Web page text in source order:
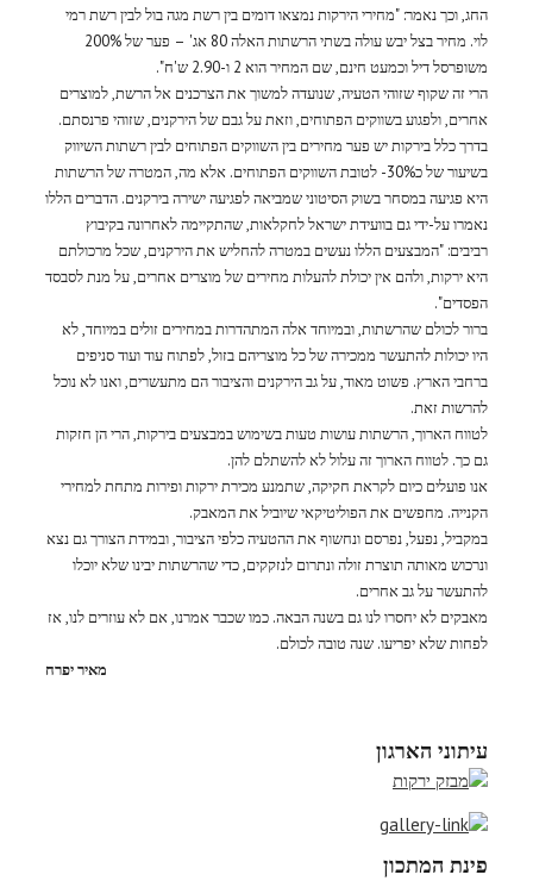
החג, וכך נאמר: "מחירי הירקות נמצאו דומים בין רשת מגה בול לבין רשת רמי
לוי. מחיר בצל יבש עולה בשתי הרשתות האלה 80 אג' – פער של 200%
משופרסל דיל וכמעט חינם, שם המחיר הוא 2 ו-2.90 ש'ח".
הרי זה שקוף שזוהי הטעיה, שנועדה למשוך את הצרכנים אל הרשת, למוצרים
אחרים, ולפגוע בשווקים הפתוחים, וזאת על גבם של הירקנים, שזוהי פרנסתם.
בדרך כלל בירקות יש פער מחירים בין השווקים הפתוחים לבין רשתות השיווק
בשיעור של כ30%- לטובת השווקים הפתוחים. אלא מה, המטרה של הרשתות
היא פגיעה במסחר בשוק הסיטוני שמביאה לפגיעה ישירה בירקנים. הדברים הללו
נאמרו על-ידי גם בוועידת ישראל לחקלאות, שהתקיימה לאחרונה בקיבוץ
רביבים: "המבצעים הללו נעשים במטרה להחליש את הירקנים, שכל מרכולתם
היא ירקות, ולהם אין יכולת להעלות מחירים של מוצרים אחרים, על מנת לסבסד
הפסדים".
ברור לכולם שהרשתות, ובמיוחד אלה המתהדרות במחירים זולים במיוחד, לא
היו יכולות להתעשר ממכירה של כל מוצריהם בזול, לפתוח עוד ועוד סניפים
ברחבי הארץ. פשוט מאוד, על גב הירקנים והציבור הם מתעשרים, ואנו לא נוכל
להרשות זאת.
לטווח הארוך, הרשתות עושות טעות בשימוש במבצעים בירקות, הרי הן חזקות
גם כך. לטווח הארוך זה עלול לא להשתלם להן.
אנו פועלים כיום לקראת חקיקה, שתמנע מכירת ירקות ופירות מתחת למחירי
הקנייה. מחפשים את הפוליטיקאי שיוביל את המאבק.
במקביל, נפעל, נפרסם ונחשוף את ההטעיה כלפי הציבור, ובמידת הצורך גם נצא
ונרכוש מאותה תוצרת זולה ונתרום לנזקקים, כדי שהרשתות יבינו שלא יוכלו
להתעשר על גב אחרים.
מאבקים לא יחסרו לנו גם בשנה הבאה. כמו שכבר אמרנו, אם לא עוזרים לנו, אז
לפחות שלא יפריעו. שנה טובה לכולם.
מאיר יפרח
עיתוני הארגון
פינת המתכון